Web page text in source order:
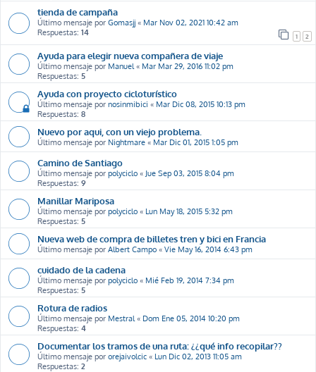
tienda de campaña
Último mensaje por Gomasjj « Mar Nov 02, 2021 10:42 am
Respuestas: 14 1 2
Ayuda para elegir nueva compañera de viaje
Último mensaje por Manuel« Mar Mar 29, 2016 11:02 pm
Respuestas: 5
Ayuda con proyecto cicloturístico
Último mensaje por nosinmibici « Mar Dic 08, 2015 10:13 pm
Respuestas: 8
Nuevo por aqui, con un viejo problema.
Último mensaje por Nightmare « Mar Dic 01, 2015 1:05 pm
Camino de Santiago
Último mensaje por polyciclo « Jue Sep 03, 2015 8:04 pm
Respuestas: 9
Manillar Mariposa
Último mensaje por polyciclo « Lun May 18, 2015 5:32 pm
Respuestas: 5
Nueva web de compra de billetes tren y bici en Francia
Último mensaje por Albert Campo « Vie May 16, 2014 6:43 pm
cuidado de la cadena
Último mensaje por polyciclo « Mié Feb 19, 2014 7:34 pm
Respuestas: 5
Rotura de radios
Último mensaje por Mestral« Dom Ene 05, 2014 10:20 pm
Respuestas: 4
Documentar los tramos de una ruta: ¿¿qué info recopilar??
Último mensaje por orejaivolcic « Lun Dic 02, 2013 11:05 am
Respuestas: 2